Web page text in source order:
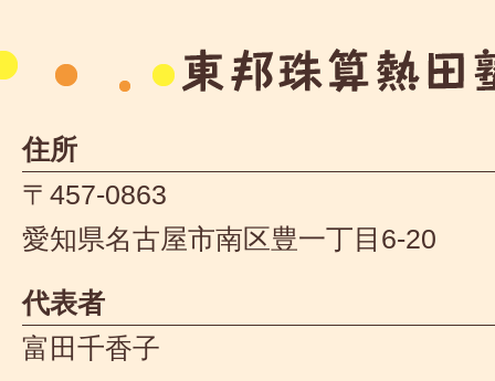
住所
〒457-0863
愛知県名古屋市南区豊一丁目6-20
代表者
富田千香子